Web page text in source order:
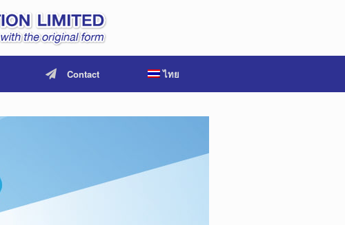
Contact ไทย